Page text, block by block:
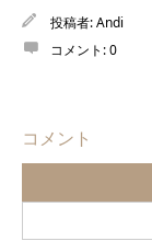
投稿者:Andi
コメント:0
コメント